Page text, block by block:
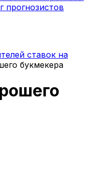
прогнозистов
ставок на
букмекера